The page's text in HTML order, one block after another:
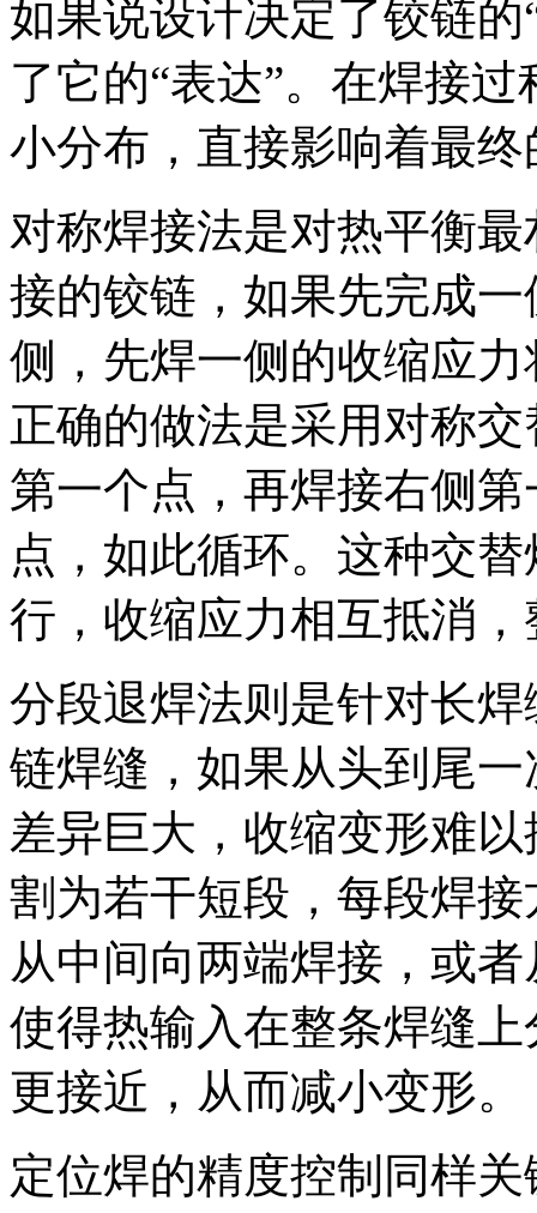
如果说设计决定了铰链
了它的“表达”。在焊接
小分布，直接影响着最
对称焊接法是对热平衡
接的铰链，如果先完成
侧，先焊一侧的收缩应
正确的做法是采用对称
第一个点，再焊接右侧
点，如此循环。这种交
行，收缩应力相互抵消
分段退焊法则是针对长
链焊缝，如果从头到尾
差异巨大，收缩变形难
割为若干短段，每段焊
从中间向两端焊接，或
使得热输入在整条焊缝
更接近，从而减小变形。
定位焊的精度控制同样